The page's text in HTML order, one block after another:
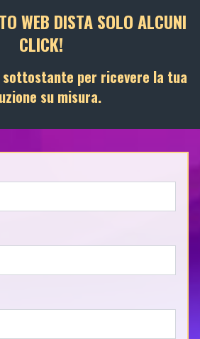
WEB DISTA SOLO ALCUNI
CLICK!
sottostante per ricevere la tua
su misura.